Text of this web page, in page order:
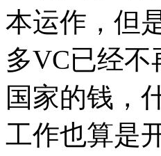
本运作，但
多VC已经
国家的钱，
工作也算是